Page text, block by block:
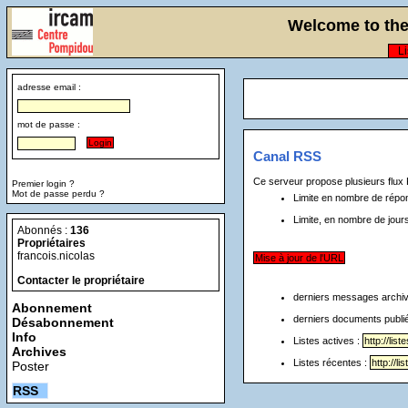
Welcome to
adresse email :
mot de passe :
Premier login ?
Mot de passe perdu ?
Abonnés : 136
Propriétaires
francois.nicolas
Contacter le propriétaire
Abonnement
Désabonnement
Info
Archives
Poster
RSS
Canal RSS
Ce serveur propose plusieurs flux
Limite en nombre de
derniers messages
derniers documents
Listes actives :
Listes récentes :